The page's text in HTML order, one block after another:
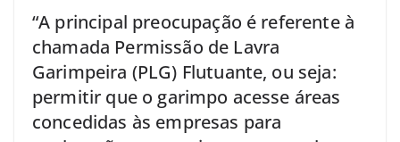
“A principal preocupação é referente à
chamada Permissão de Lavra
Garimpeira (PLG) Flutuante, ou seja:
permitir que o garimpo acesse áreas
concedidas às empresas para